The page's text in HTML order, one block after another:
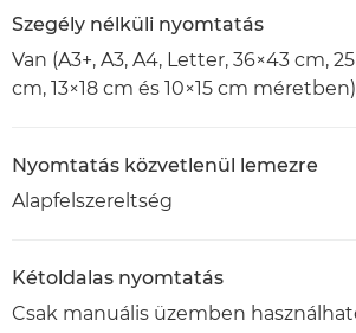
Szegély nélküli nyomtatás
Van (A3+, A3, A4, Letter, 36×43 cm,
cm, 13×18 cm és 10×15 cm
Nyomtatás közvetlenül lemezre
Alapfelszereltség
Kétoldalas nyomtatás
Csak manuális üzemben